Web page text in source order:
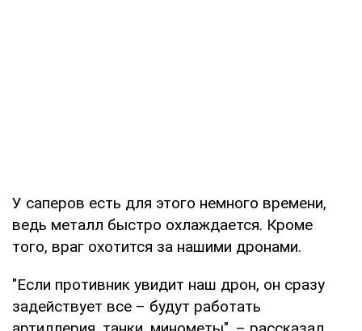
У саперов есть для этого немного времени,
ведь металл быстро охлаждается. Кроме
того, враг охотится за нашими дронами.
"Если противник увидит наш дрон, он сразу
задействует все – будут работать